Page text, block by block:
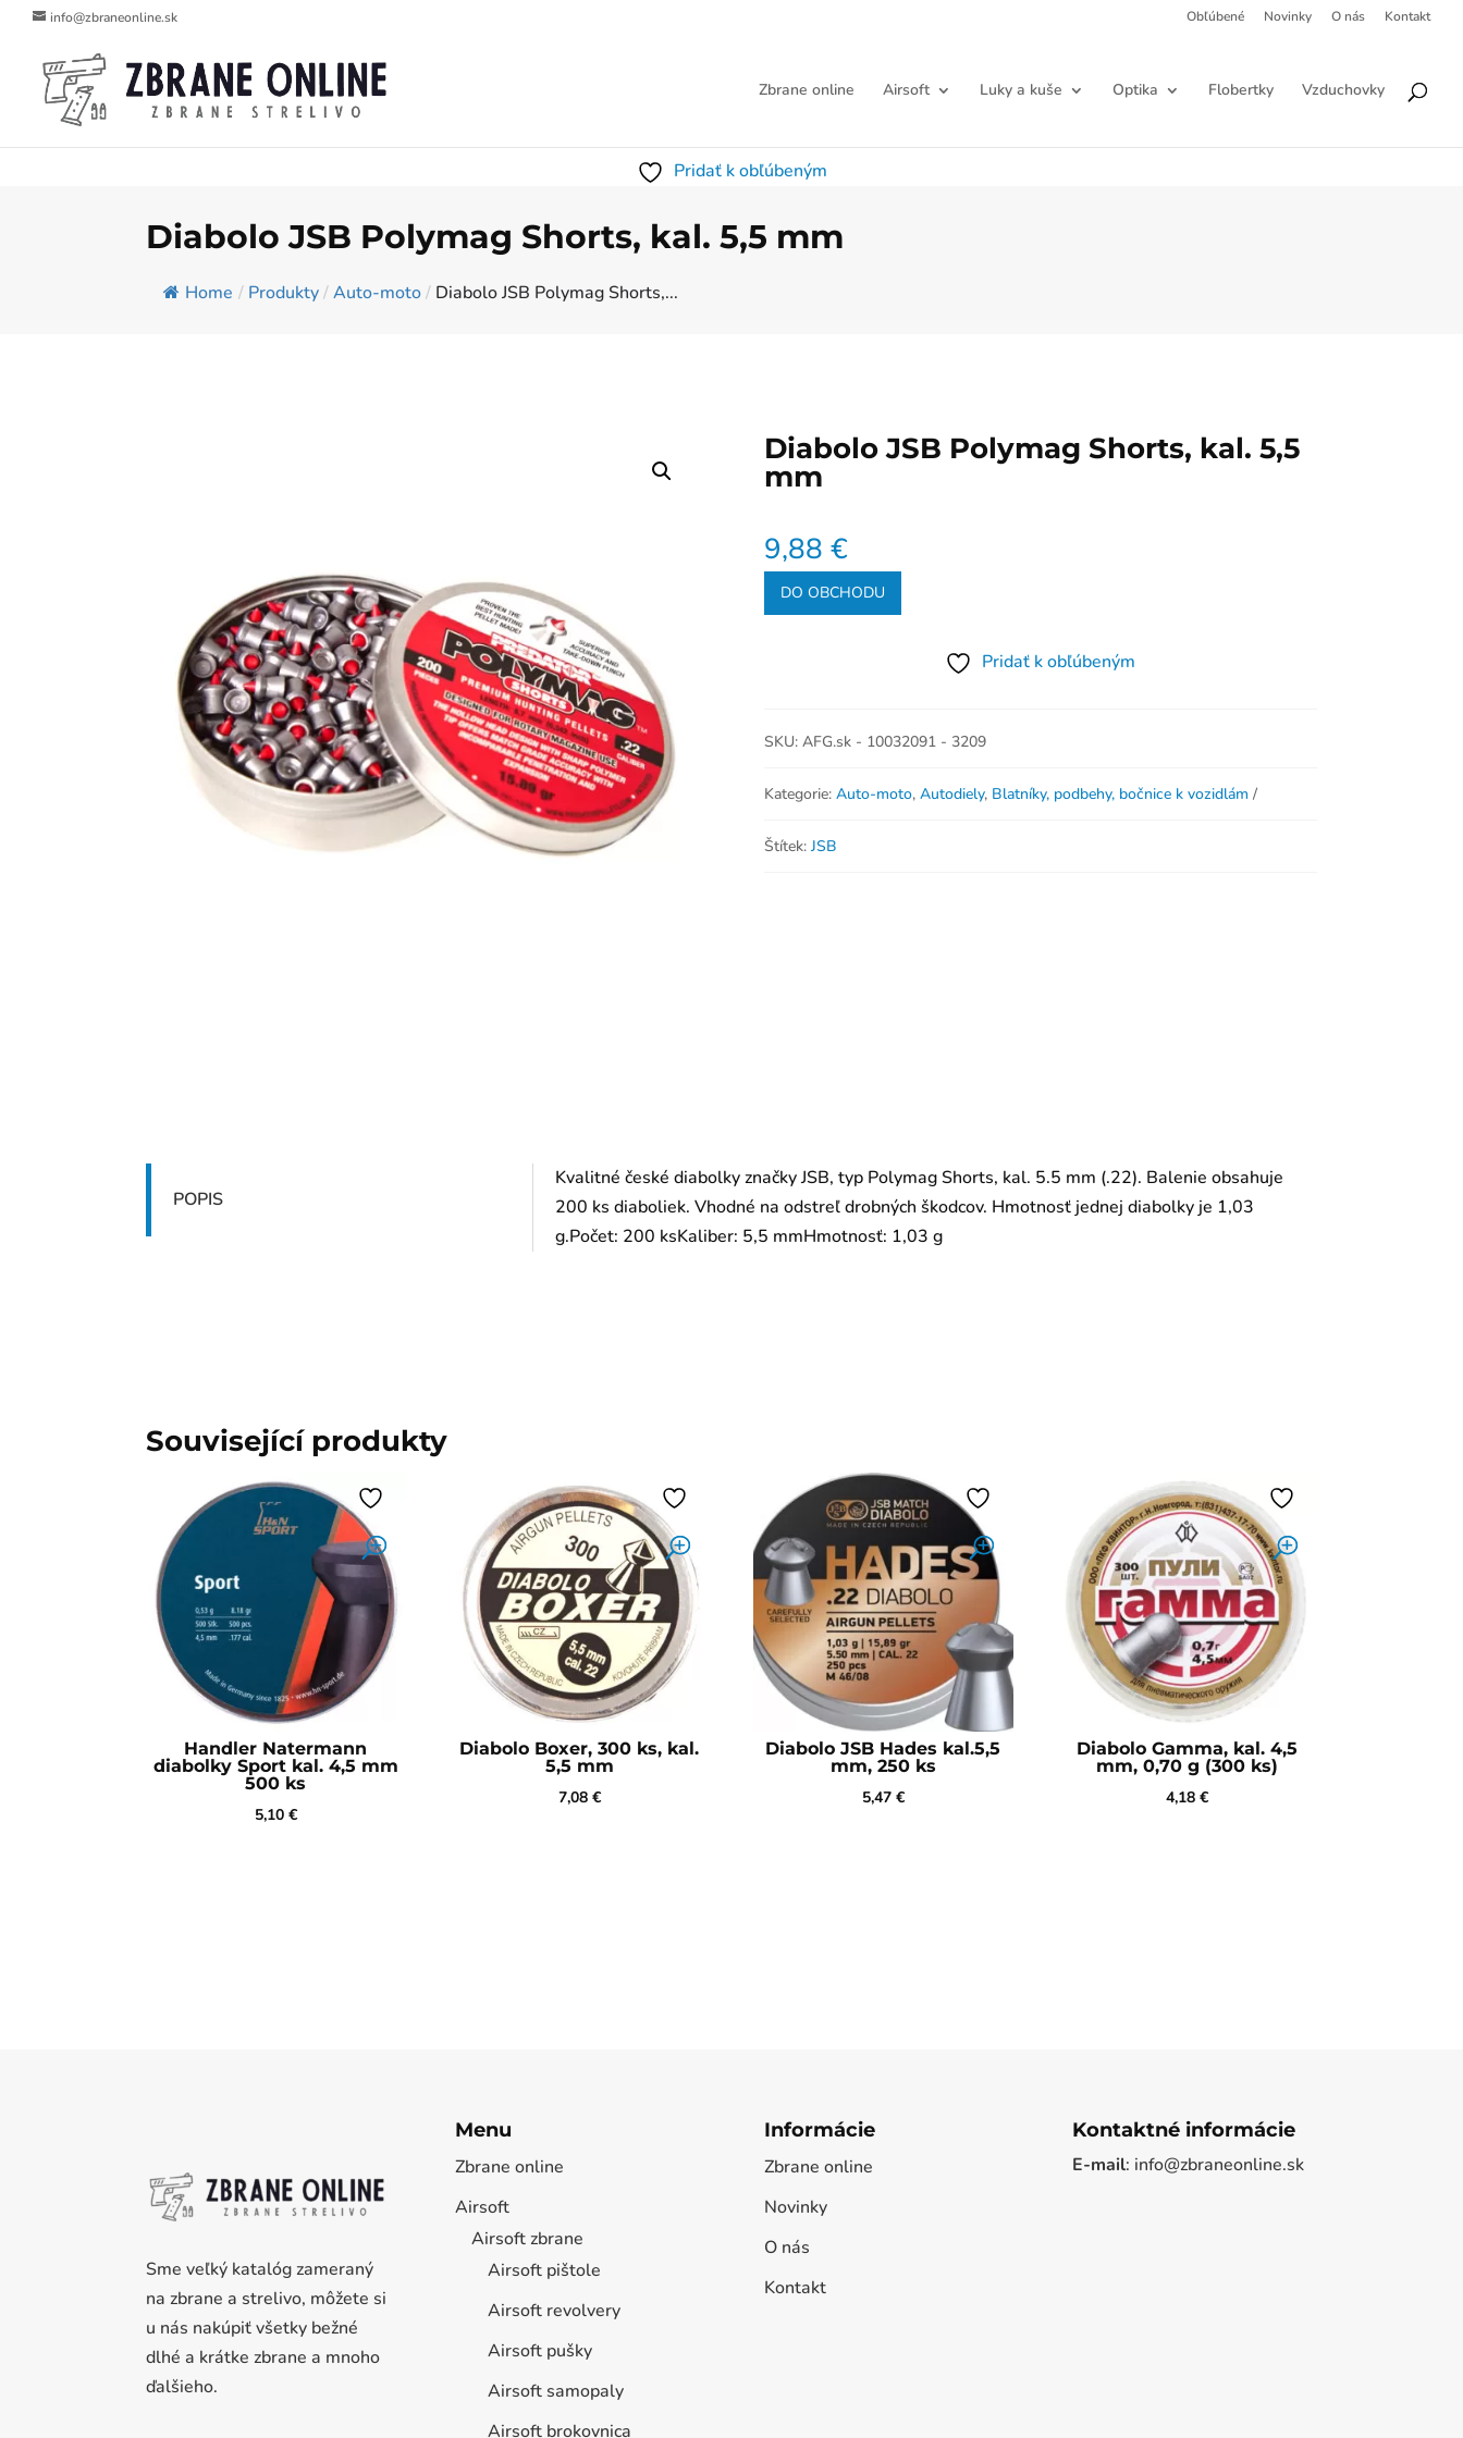
info@zbraneonline.sk Obľúbené Novinky O nás Kontakt
Zbrane online Airsoft Luky a kuše Optika Flobertky Vzduchovky
Pridať k obľúbeným
Diabolo JSB Polymag Shorts, kal. 5,5 mm
Home / Produkty / Auto-moto / Diabolo JSB Polymag Shorts,...
Diabolo JSB Polymag Shorts, kal. 5,5
mm
9,88 €
DO OBCHODU
Pridať k obľúbeným
SKU: AFG.sk - 10032091 - 3209
Kategorie: Auto-moto, Autodiely, Blatníky, podbehy, bočnice k vozidlám
Štítek: JSB
POPIS
Kvalitné české diabolky značky JSB, typ Polymag Shorts, kal. 5.5 mm (.22). Balenie obsahuje
200 ks diaboliek. Vhodné na odstreľ drobných škodcov. Hmotnosť jednej diabolky je 1,03
g.Počet: 200 ksKaliber: 5,5 mmHmotnosť: 1,03 g
Související produkty
Handler Natermann
diabolky Sport kal. 4,5 mm
500 ks
5,10 €
Diabolo Boxer, 300 ks, kal.
5,5 mm
7,08 €
Diabolo JSB Hades kal.5,5
mm, 250 ks
5,47 €
Diabolo Gamma, kal. 4,5
mm, 0,70 g (300 ks)
4,18 €
Sme veľký katalóg zameraný
na zbrane a strelivo, môžete si
u nás nakúpiť všetky bežné
dlhé a krátke zbrane a mnoho
ďalšieho.
Menu
Zbrane online
Airsoft
Airsoft zbrane
Airsoft pištole
Airsoft revolvery
Airsoft pušky
Airsoft samopaly
Airsoft brokovnica
Informácie
Zbrane online
Novinky
O nás
Kontakt
Kontaktné informácie
E-mail: info@zbraneonline.sk